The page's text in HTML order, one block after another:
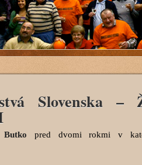
Slovenska –
pred dvomi rokmi v